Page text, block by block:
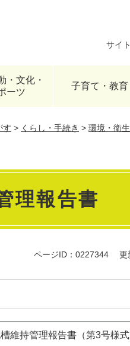
サイ
・文化・
ーツ
子育て・教育
す > くらし・手続き > 環境・衛生
理報告書
ページID：0227344 更
維持管理報告書（第3号様式